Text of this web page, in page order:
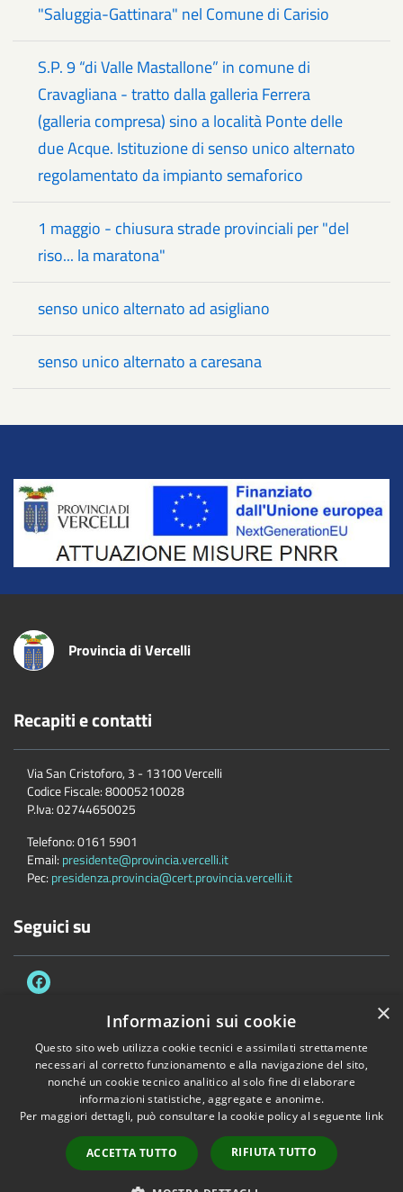
"Saluggia-Gattinara" nel Comune di Carisio
S.P. 9 “di Valle Mastallone” in comune di
Cravagliana - tratto dalla galleria Ferrera
(galleria compresa) sino a località Ponte delle
due Acque. Istituzione di senso unico alternato
regolamentato da impianto semaforico
1 maggio - chiusura strade provinciali per "del
riso... la maratona"
senso unico alternato ad asigliano
senso unico alternato a caresana
Title
Provincia di Vercelli
Recapiti e contatti
Via San Cristoforo, 3 - 13100 Vercelli
Codice Fiscale:80005210028
P.Iva:02744650025
Telefono:0161 5901
Email: presidente@provincia.vercelli.it
Pec: presidenza.provincia@cert.provincia.vercelli.it
Seguici su
Accessibilità Privacy Cookie
Mappa del sito
Dichiarazione di accessibilità e meccanismo di feedback
Link Utili
Copyright © 2026 • Provincia di Vercelli • Powered byMunicipium•
Accesso redazione
×
Informazioni sui cookie
Questo sito web utilizza cookie tecnici e assimilati strettamente
necessari al corretto funzionamento e alla navigazione del sito,
nonché un cookie tecnico analitico al solo fine di elaborare
informazioni statistiche, aggregate e anonime.
Per maggiori dettagli, può consultare la cookie policy al seguente link
ACCETTA TUTTO RIFIUTA TUTTO